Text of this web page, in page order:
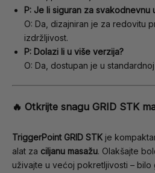
P: Je li siguran za svakodnevnu
O: Da, dizajniran je za redovitu
izdržljivost.
P: Dolazi li u više verzija?
O: Da, dostupan je u
🔥 Otkrijte snagu GRID STK
TriggerPoint GRID STK je
alat za ciljanu masažu. Olakšajte
uživajte u većoj pokretljivosti – bilo